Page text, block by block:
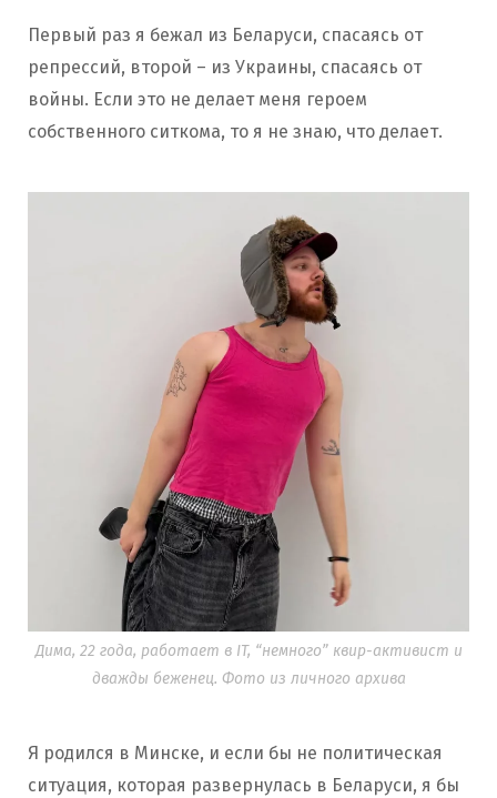
Первый раз я бежал из Беларуси, спасаясь от
репрессий, второй – из Украины, спасаясь от
войны. Если это не делает меня героем
собственного ситкома, то я не знаю, что делает.
Дима, 22 года, работает в IT, “немного” квир-активист и
дважды беженец. Фото из личного архива
Я родился в Минске, и если бы не политическая
ситуация, которая развернулась в Беларуси, я бы